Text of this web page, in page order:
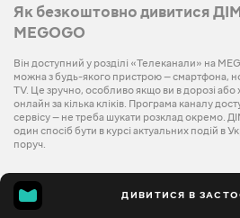
ДИВИТИСЯ В
Як безкоштовно дивитися
MEGOGO
Він доступний у розділі «Телеканали» на
можна з будь-якого пристрою — смартфона,
TV. Це зручно, особливо якщо ви в дорозі
онлайн за кілька кліків. Програма каналу
сервісу — не треба шукати розклад окремо.
один спосіб бути в курсі актуальних подій в
поруч.